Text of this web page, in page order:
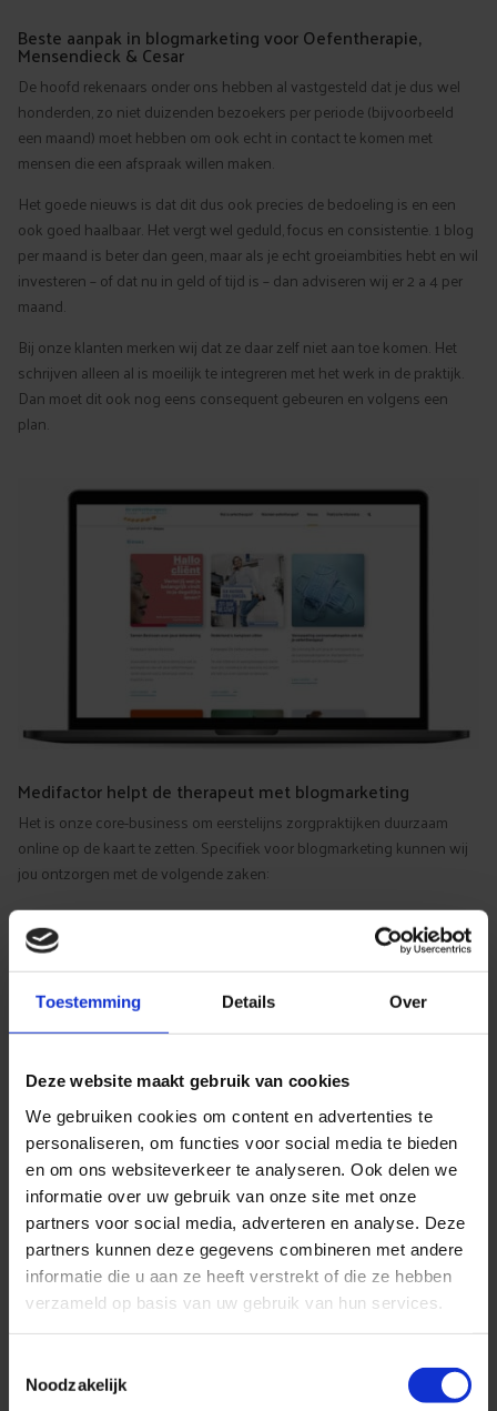
Toestemming Details Over
Deze website maakt gebruik van cookies
We gebruiken cookies om content en advertenties te
personaliseren, om functies voor social media te bieden
en om ons websiteverkeer te analyseren. Ook delen we
informatie over uw gebruik van onze site met onze
partners voor social media, adverteren en analyse. Deze
partners kunnen deze gegevens combineren met andere
informatie die u aan ze heeft verstrekt of die ze hebben
verzameld op basis van uw gebruik van hun services.
Noodzakelijk
Beste aanpak in blogmarketing voor Oefentherapie,
Mensendieck & Cesar
De hoofd rekenaars onder ons hebben al vastgesteld dat je dus wel
honderden, zo niet duizenden bezoekers per periode (bijvoorbeeld
een maand) moet hebben om ook echt in contact te komen met
mensen die een afspraak willen maken.
Het goede nieuws is dat dit dus ook precies de bedoeling is en een
ook goed haalbaar. Het vergt wel geduld, focus en consistentie. 1 blog
per maand is beter dan geen, maar als je echt groeiambities hebt en wil
investeren – of dat nu in geld of tijd is – dan adviseren wij er 2 a 4 per
maand.
Bij onze klanten merken wij dat ze daar zelf niet aan toe komen. Het
schrijven alleen al is moeilijk te integreren met het werk in de praktijk.
Dan moet dit ook nog eens consequent gebeuren en volgens een
plan.
Medifactor helpt de therapeut met blogmarketing
Het is onze core-business om eerstelijns zorgpraktijken duurzaam
online op de kaart te zetten. Specifiek voor blogmarketing kunnen wij
jou ontzorgen met de volgende zaken:
Marktonderzoek
Overleg en bepalen strategie
Schrijven van de blog
Plaatsen van de blog op de website
Elke 3 maanden hebben we een gesprek met elkaar om data,
voortgang en resultaten te bespreken. Wat wij van jou verwachten is
inzicht in jouw doelstellingen, ambities en identiteit als
Oefentherapeut.
Geïnteresseerd geraakt na het lezen van déze blog? Contact ons
gerust voor een vrijblijvend gesprek. Dan kijken we samen of dit iets is
voor jou.